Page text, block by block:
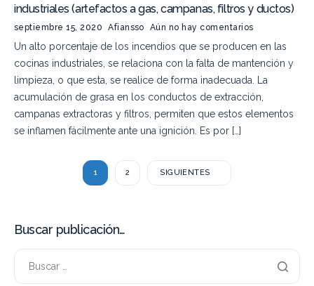
industriales (artefactos a gas, campanas, filtros y ductos)
septiembre 15, 2020 Afiansso Aún no hay comentarios
Un alto porcentaje de los incendios que se producen en las
cocinas industriales, se relaciona con la falta de mantención y
limpieza, o que esta, se realice de forma inadecuada. La
acumulación de grasa en los conductos de extracción,
campanas extractoras y filtros, permiten que estos elementos
se inflamen fácilmente ante una ignición. Es por […]
1 2 SIGUIENTES
Buscar publicación…